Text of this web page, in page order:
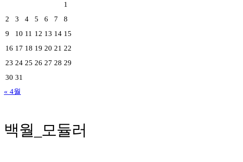
1
2
3 4 5 6 7
8
9
10 11 12 13 14 15
16 17 18 19 20 21 22
23 24 25 26 27 28 29
30 31
« 4월
백월_모듈러